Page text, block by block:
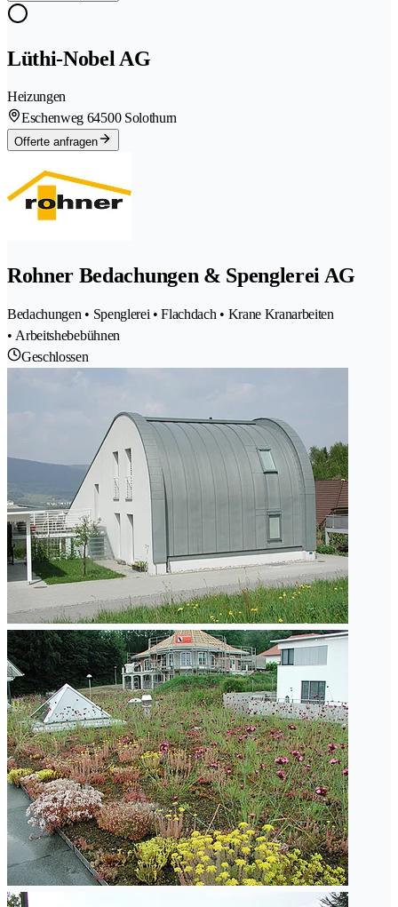
Lüthi-Nobel AG
Heizungen
Eschenweg 64500 Solothurn
Offerte anfragen
Rohner Bedachungen & Spenglerei AG
Bedachungen • Spenglerei • Flachdach • Krane Kranarbeiten
• Arbeitshebebühnen
Geschlossen